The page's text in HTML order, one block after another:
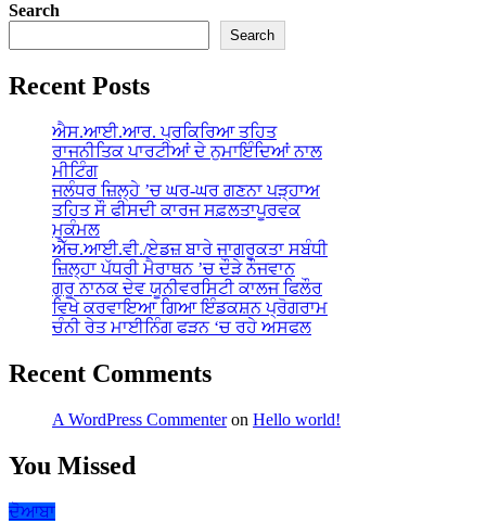
Search
Search
Recent Posts
ਐਸ.ਆਈ.ਆਰ. ਪ੍ਰਕਿਰਿਆ ਤਹਿਤ
ਰਾਜਨੀਤਿਕ ਪਾਰਟੀਆਂ ਦੇ ਨੁਮਾਇੰਦਿਆਂ ਨਾਲ
ਮੀਟਿੰਗ
ਜਲੰਧਰ ਜ਼ਿਲ੍ਹੇ ’ਚ ਘਰ-ਘਰ ਗਣਨਾ ਪੜ੍ਹਾਅ
ਤਹਿਤ ਸੌ ਫੀਸਦੀ ਕਾਰਜ ਸਫ਼ਲਤਾਪੂਰਵਕ
ਮੁਕੰਮਲ
ਐੱਚ.ਆਈ.ਵੀ./ਏਡਜ਼ ਬਾਰੇ ਜਾਗਰੂਕਤਾ ਸਬੰਧੀ
ਜ਼ਿਲ੍ਹਾ ਪੱਧਰੀ ਮੈਰਾਥਨ ’ਚ ਦੌੜੇ ਨੌਜਵਾਨ
ਗੁਰੂ ਨਾਨਕ ਦੇਵ ਯੂਨੀਵਰਸਿਟੀ ਕਾਲਜ ਫਿਲੌਰ
ਵਿਖੇ ਕਰਵਾਇਆ ਗਿਆ ਇੰਡਕਸ਼ਨ ਪ੍ਰੋਗਰਾਮ
ਚੰਨੀ ਰੇਤ ਮਾਈਨਿੰਗ ਫੜਨ ‘ਚ ਰਹੇ ਅਸਫਲ
Recent Comments
A WordPress Commenteron Hello world!
You Missed
ਦੋਆਬਾ